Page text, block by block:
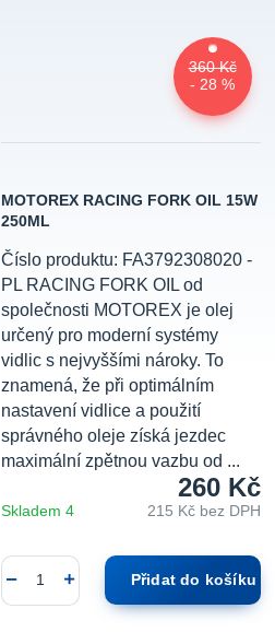
360 Kč
- 28 %
MOTOREX RACING FORK OIL 15W
250ML
Číslo produktu: FA3792308020 -
PL RACING FORK OIL od
společnosti MOTOREX je olej
určený pro moderní systémy
vidlic s nejvyššími nároky. To
znamená, že při optimálním
nastavení vidlice a použití
správného oleje získá jezdec
maximální zpětnou vazbu od ...
260 Kč
215 Kč bez DPH
Skladem 4
Přidat do košíku